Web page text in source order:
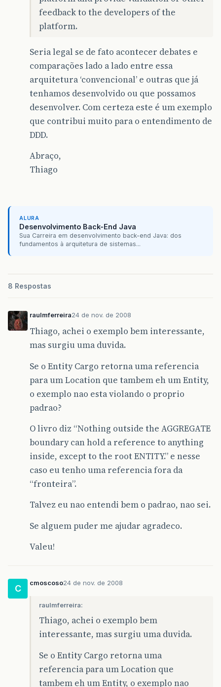
feedback to the developers of the
platform.
Seria legal se de fato acontecer debates e
comparações lado a lado entre essa
arquitetura ‘convencional’ e outras que já
tenhamos desenvolvido ou que possamos
desenvolver. Com certeza este é um exemplo
que contribui muito para o entendimento de
DDD.
Abraço,
Thiago
ALURA
Desenvolvimento Back-End Java
Sua Carreira em desenvolvimento back-end Java: dos
fundamentos à arquitetura de sistemas...
8 Respostas
raulmferreira24 de nov. de 2008
Thiago, achei o exemplo bem interessante,
mas surgiu uma duvida.
Se o Entity Cargo retorna uma referencia
para um Location que tambem eh um Entity,
o exemplo nao esta violando o proprio
padrao?
O livro diz “Nothing outside the AGGREGATE
boundary can hold a reference to anything
inside, except to the root ENTITY.” e nesse
caso eu tenho uma referencia fora da
“fronteira”.
Talvez eu nao entendi bem o padrao, nao sei.
Se alguem puder me ajudar agradeco.
Valeu!
C
cmoscoso24 de nov. de 2008
raulmferreira:
Thiago, achei o exemplo bem
interessante, mas surgiu uma duvida.
Se o Entity Cargo retorna uma
referencia para um Location que
tambem eh um Entity, o exemplo nao